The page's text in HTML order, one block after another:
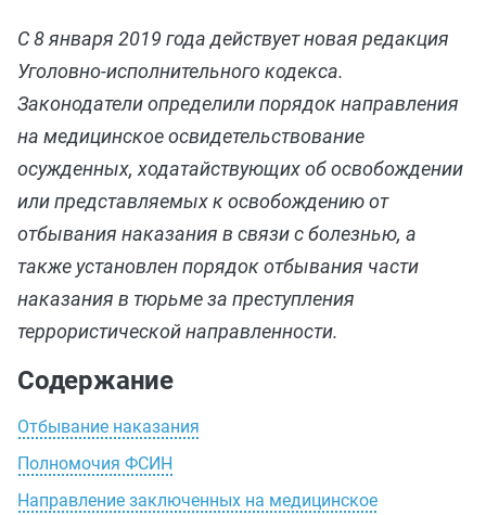
С 8 января 2019 года действует новая редакция
Уголовно-исполнительного кодекса.
Законодатели определили порядок направления
на медицинское освидетельствование
осужденных, ходатайствующих об освобождении
или представляемых к освобождению от
отбывания наказания в связи с болезнью, а
также установлен порядок отбывания части
наказания в тюрьме за преступления
террористической направленности.
Содержание
Отбывание наказания
Полномочия ФСИН
Направление заключенных на медицинское